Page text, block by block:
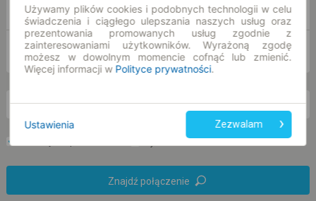
Z
DO
nd. 9 sie. -- : --
Znajdź połączenie
Używamy plików cookies i podobnych technologii w celu
świadczenia i ciągłego ulepszania naszych usług oraz
prezentowania promowanych usług zgodnie z
zainteresowaniami użytkowników. Wyrażoną zgodę
możesz w dowolnym momencie cofnąć lub zmienić.
Więcej informacji w Polityce prywatności.
Ustawienia Zezwalam